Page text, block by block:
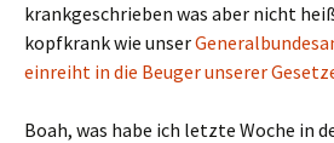
krankgeschrieben was aber nicht
kopfkrank wie unser
einreiht in die Beuger unserer
Boah, was habe ich letzte Woche in